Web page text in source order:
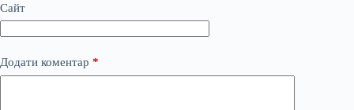
Сайт
Додати коментар *